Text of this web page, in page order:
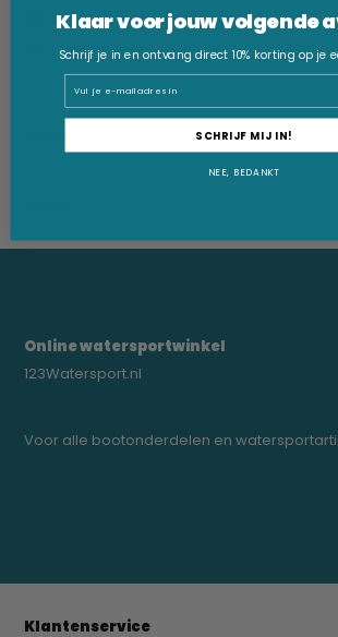
Beste prijsgarantie
Snelle levering
Productomschrijving
Online watersportwinkel
123Watersport.nl
Voor alle bootonderdelen en
Klantenservice
Klaar voor jouw volgende
Schrijf je in en ontvang direct 10% korting op je
SCHRIJF MIJ IN!
NEE, BEDANKT